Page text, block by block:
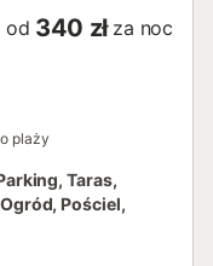
od 340 zł za noc
plaży
Taras,
Pościel,